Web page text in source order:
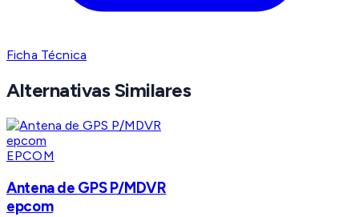
Ficha Técnica
Alternativas Similares
EPCOM
Antena de GPS P/MDVR
epcom